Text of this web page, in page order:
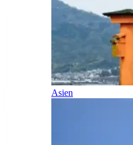
Asien